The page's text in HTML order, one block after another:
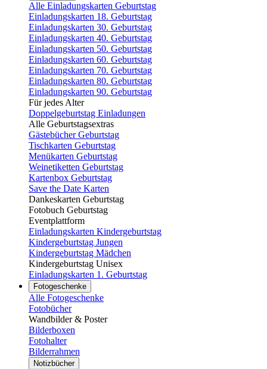
Alle Einladungskarten Geburtstag
Einladungskarten 18. Geburtstag
Einladungskarten 30. Geburtstag
Einladungskarten 40. Geburtstag
Einladungskarten 50. Geburtstag
Einladungskarten 60. Geburtstag
Einladungskarten 70. Geburtstag
Einladungskarten 80. Geburtstag
Einladungskarten 90. Geburtstag
Für jedes Alter
Doppelgeburtstag Einladungen
Alle Geburtstagsextras
Gästebücher Geburtstag
Tischkarten Geburtstag
Menükarten Geburtstag
Weinetiketten Geburtstag
Kartenbox Geburtstag
Save the Date Karten
Dankeskarten Geburtstag
Fotobuch Geburtstag
Eventplattform
Einladungskarten Kindergeburtstag
Kindergeburtstag Jungen
Kindergeburtstag Mädchen
Kindergeburtstag Unisex
Einladungskarten 1. Geburtstag
Fotogeschenke
Alle Fotogeschenke
Fotobücher
Wandbilder & Poster
Bilderboxen
Fotohalter
Bilderrahmen
Notizbücher